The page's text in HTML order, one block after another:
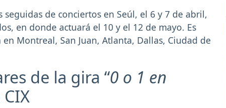
seguidas de conciertos en Seúl, el 6 y 7 de abril,
en donde actuará el 10 y el 12 de mayo. Es
Montreal, San Juan, Atlanta, Dallas, Ciudad de
de la gira “0 o 1 en
CIX